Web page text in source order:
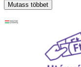
Mutass többet